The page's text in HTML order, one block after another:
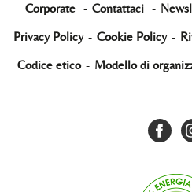
Corporate - Contattaci -
Privacy Policy - Cookie Policy -
Codice etico - Modello di